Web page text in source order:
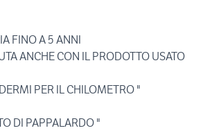
FINO A 5 ANNI
ANCHE CON IL PRODOTTO USATO
PER IL CHILOMETRO "
DI PAPPALARDO "